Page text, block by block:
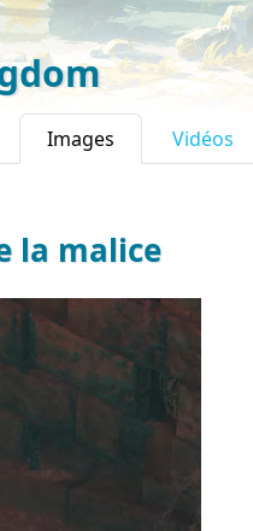
Images Vidéos
la malice